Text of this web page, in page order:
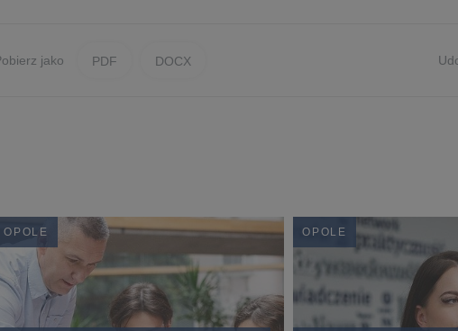
jako PDF DOCX
OPOLE OPOLE